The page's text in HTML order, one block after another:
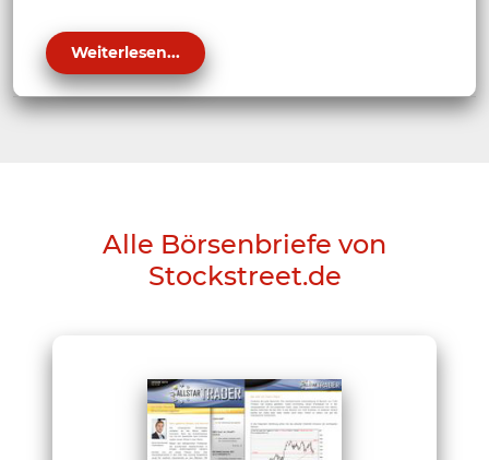
Weiterlesen...
Alle Börsenbriefe von
Stockstreet.de